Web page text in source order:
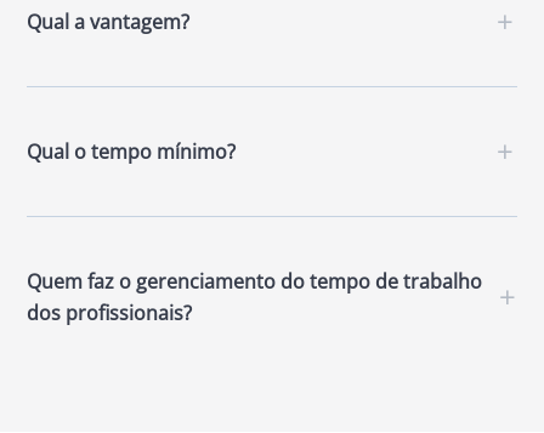
Qual a vantagem? +
Qual o tempo mínimo? +
Quem faz o gerenciamento do tempo de trabalho
dos profissionais?
+